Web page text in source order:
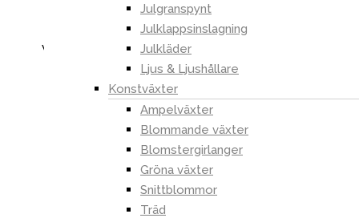
Julgranspynt
Julklappsinslagning
Julkläder
Ljus & Ljushållare
Konstväxter
Ampelväxter
Blommande växter
Blomstergirlanger
Gröna växter
Snittblommor
Träd
Vår kundtjänst har öppet alla helgfria
vardagar. Vi besvarar dina frågor så fort som
möjligt, senast inom 48 timmar.